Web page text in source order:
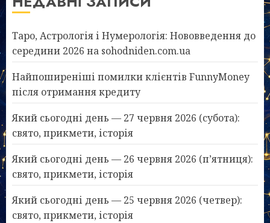
Таро, Астрологія і Нумерологія: Нововведення до
середини 2026 на sohodniden.com.ua
Найпоширеніші помилки клієнтів FunnyMoney
після отримання кредиту
Який сьогодні день — 27 червня 2026 (субота):
свято, прикмети, історія
Який сьогодні день — 26 червня 2026 (п’ятниця):
свято, прикмети, історія
Який сьогодні день — 25 червня 2026 (четвер):
свято, прикмети, історія